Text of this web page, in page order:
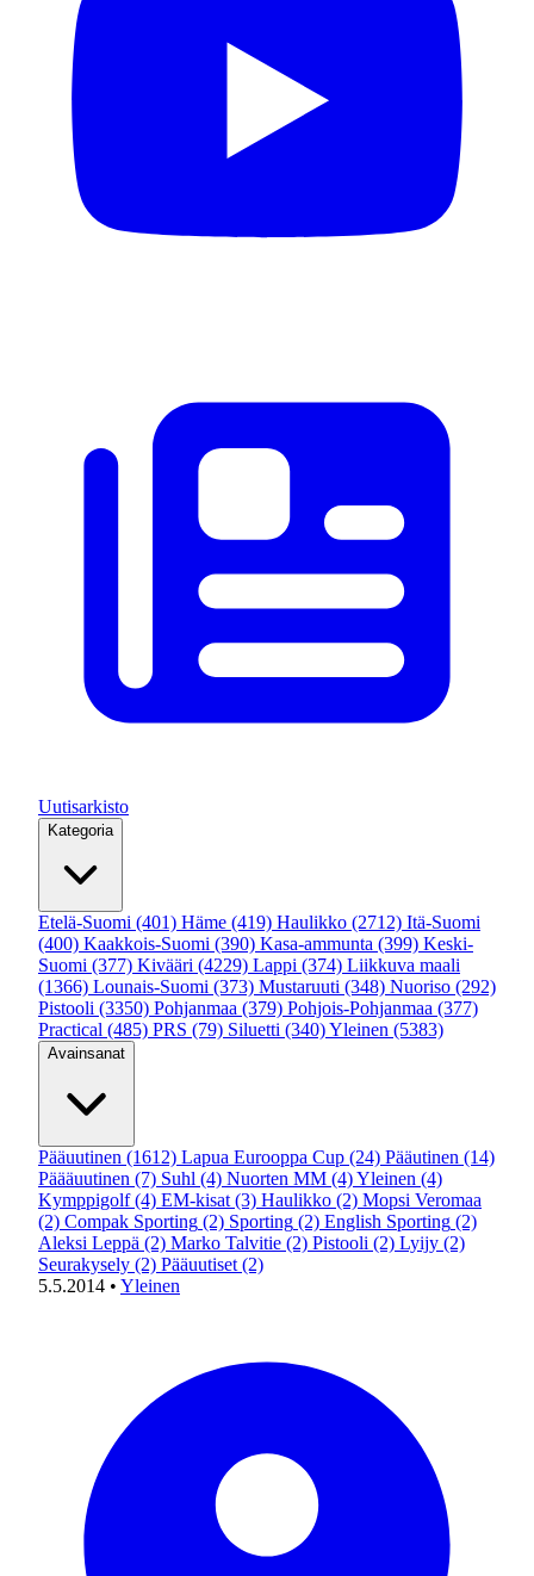
Uutisarkisto
Kategoria
Etelä-Suomi (401) Häme (419) Haulikko (2712) Itä-Suomi
(400) Kaakkois-Suomi (390) Kasa-ammunta (399) Keski-
Suomi (377) Kivääri (4229) Lappi (374) Liikkuva maali
(1366) Lounais-Suomi (373) Mustaruuti (348) Nuoriso (292)
Pistooli (3350) Pohjanmaa (379) Pohjois-Pohjanmaa (377)
Practical (485) PRS (79) Siluetti (340)Yleinen (5383)
Avainsanat
Pääuutinen (1612) Lapua Eurooppa Cup (24) Pääutinen (14)
Päääuutinen (7) Suhl (4) Nuorten MM (4)Yleinen (4)
Kymppigolf (4) EM-kisat (3) Haulikko (2) Mopsi Veromaa
(2) Compak Sporting (2) Sporting (2) English Sporting (2)
Aleksi Leppä (2) Marko Talvitie (2) Pistooli (2) Lyijy (2)
Seurakysely (2) Pääuutiset (2)
5.5.2014 • Yleinen